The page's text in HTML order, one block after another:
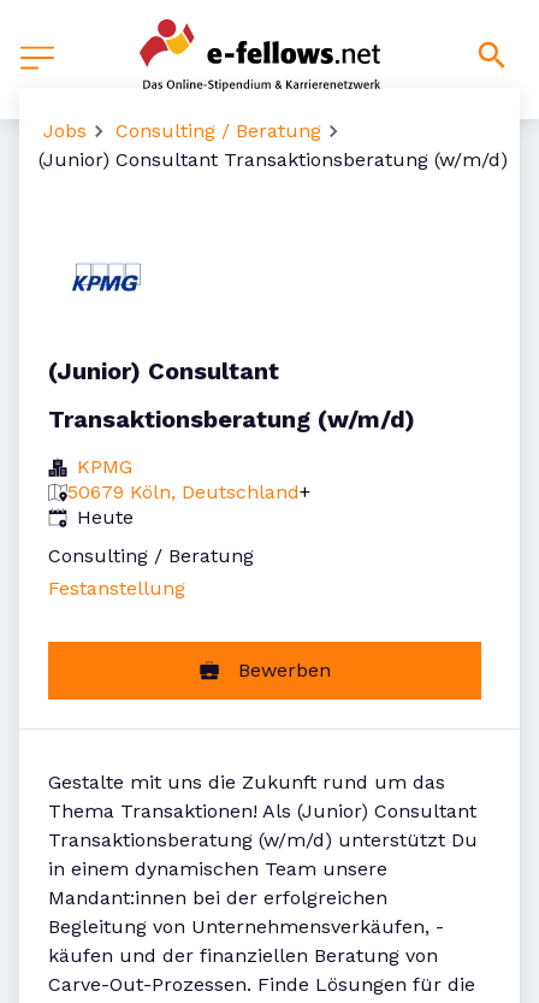
Jobs
Consulting / Beratung
(Junior) Consultant Transaktionsberatung (w/m/d)
(Junior) Consultant
Transaktionsberatung (w/m/d)
KPMG
50679 Köln, Deutschland+
Veröffentlicht
Heute
Consulting / Beratung
Festanstellung
Bewerben
Gestalte mit uns die Zukunft rund um das
Thema Transaktionen! Als (Junior) Consultant
Transaktionsberatung (w/m/d) unterstützt Du
in einem dynamischen Team unsere
Mandant:innen bei der erfolgreichen
Begleitung von Unternehmensverkäufen, -
käufen und der finanziellen Beratung von
Carve-Out-Prozessen. Finde Lösungen für die